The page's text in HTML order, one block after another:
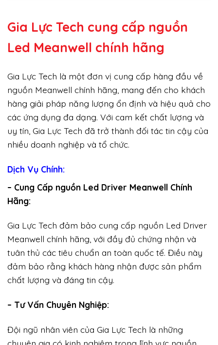
Gia Lực Tech cung cấp nguồn
Led Meanwell chính hãng
Gia Lực Tech là một đơn vị cung cấp hàng đầu về
nguồn Meanwell chính hãng, mang đến cho khách
hàng giải pháp năng lượng ổn định và hiệu quả cho
các ứng dụng đa dạng. Với cam kết chất lượng và
uy tín, Gia Lực Tech đã trở thành đối tác tin cậy của
nhiều doanh nghiệp và tổ chức.
Dịch Vụ Chính:
– Cung Cấp nguồn Led Driver Meanwell Chính
Hãng:
Gia Lực Tech đảm bảo cung cấp nguồn Led Driver
Meanwell chính hãng, với đầy đủ chứng nhận và
tuân thủ các tiêu chuẩn an toàn quốc tế. Điều này
đảm bảo rằng khách hàng nhận được sản phẩm
chất lượng và đáng tin cậy.
– Tư Vấn Chuyên Nghiệp:
Đội ngũ nhân viên của Gia Lực Tech là những